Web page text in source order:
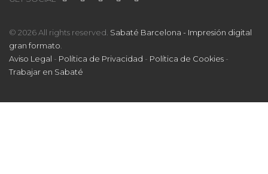
© 2026 All rights reserved. Sabaté Barcelona - Impresión digital
gran formato.
Aviso Legal - Política de Privacidad - Política de Cookies -
Trabajar en Sabaté